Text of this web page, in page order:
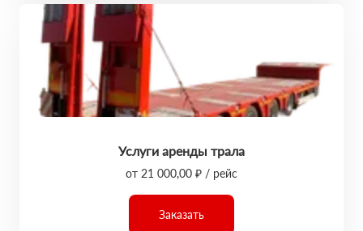
Услуги аренды трала
от 21 000,00 ₽ / рейс
Заказать